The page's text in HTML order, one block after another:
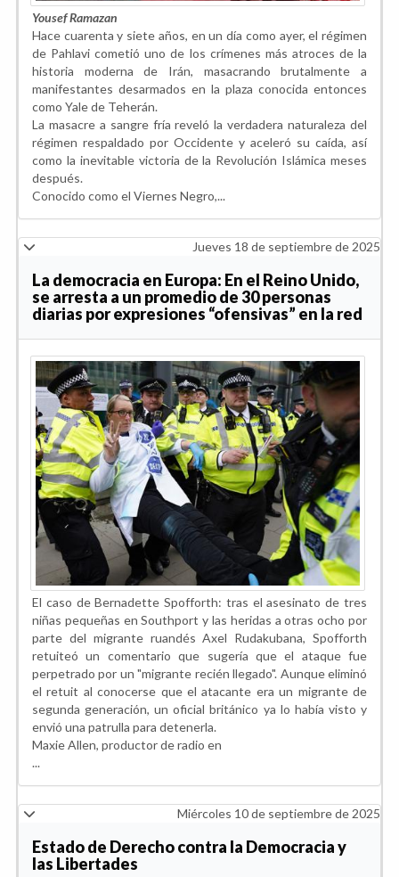
Yousef Ramazan
Hace cuarenta y siete años, en un día como ayer, el régimen
de Pahlavi cometió uno de los crímenes más atroces de la
historia moderna de Irán, masacrando brutalmente a
manifestantes desarmados en la plaza conocida entonces
como Yale de Teherán.
La masacre a sangre fría reveló la verdadera naturaleza del
régimen respaldado por Occidente y aceleró su caída, así
como la inevitable victoria de la Revolución Islámica meses
después.
Conocido como el Viernes Negro,...
Jueves 18 de septiembre de 2025
La democracia en Europa: En el Reino Unido,
se arresta a un promedio de 30 personas
diarias por expresiones “ofensivas” en la red
El caso de Bernadette Spofforth: tras el asesinato de tres
niñas pequeñas en Southport y las heridas a otras ocho por
parte del migrante ruandés Axel Rudakubana, Spofforth
retuiteó un comentario que sugería que el ataque fue
perpetrado por un "migrante recién llegado". Aunque eliminó
el retuit al conocerse que el atacante era un migrante de
segunda generación, un oficial británico ya lo había visto y
envió una patrulla para detenerla.
Maxie Allen, productor de radio en
...
Miércoles 10 de septiembre de 2025
Estado de Derecho contra la Democracia y
las Libertades